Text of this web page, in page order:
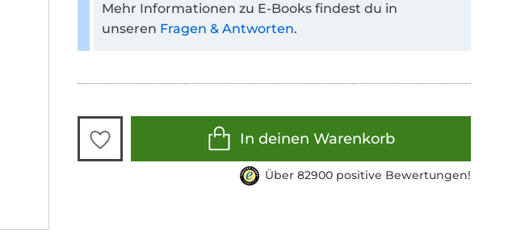
Mehr Informationen zu E-Books findest du in
unseren Fragen & Antworten.
In deinen Warenkorb
Über 82900 positive Bewertungen!